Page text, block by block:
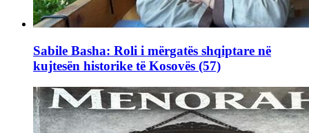
Sabile Basha: Roli i mërgatës shqiptare në
kujtesën historike të Kosovës (57)